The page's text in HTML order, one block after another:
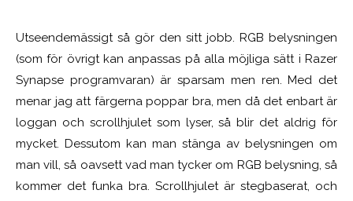
Utseendemässigt så gör den sitt jobb. RGB belysningen
(som för övrigt kan anpassas på alla möjliga sätt i Razer
Synapse programvaran) är sparsam men ren. Med det
menar jag att färgerna poppar bra, men då det enbart är
loggan och scrollhjulet som lyser, så blir det aldrig för
mycket. Dessutom kan man stänga av belysningen om
man vill, så oavsett vad man tycker om RGB belysning, så
kommer det funka bra. Scrollhjulet är stegbaserat, och